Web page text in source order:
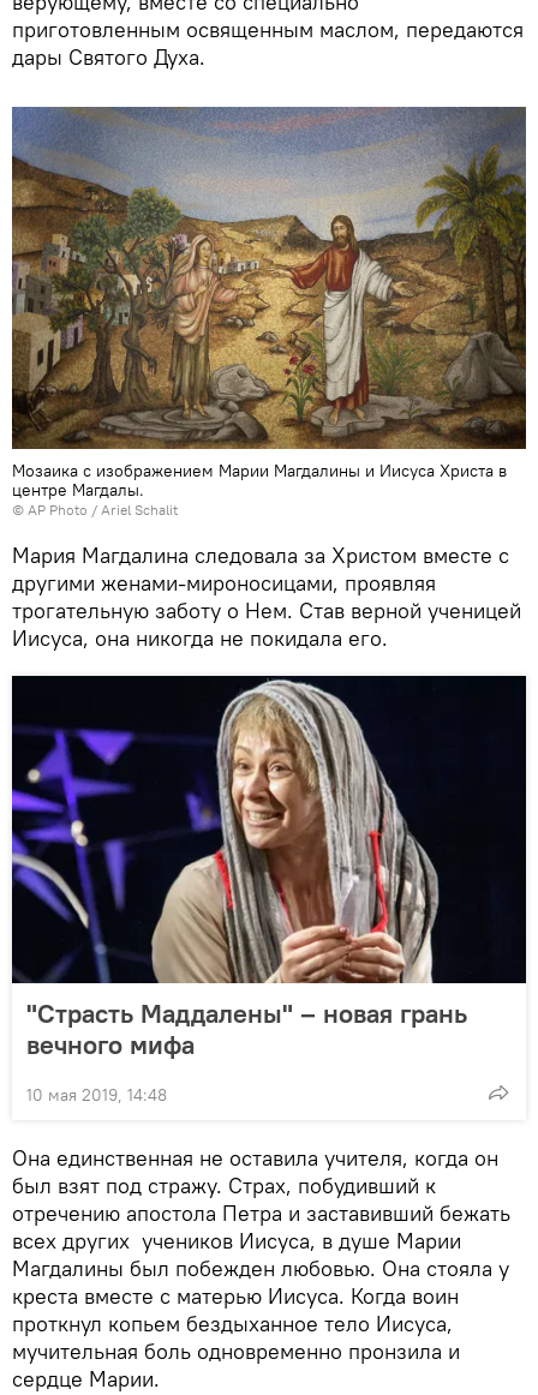
приготовленным освященным маслом, передаются
дары Святого Духа.
Мозаика с изображением Марии Магдалины и Иисуса Христа в
центре Магдалы.
© AP Photo / Ariel Schalit
Мария Магдалина следовала за Христом вместе с
другими женами-мироносицами, проявляя
трогательную заботу о Нем. Став верной ученицей
Иисуса, она никогда не покидала его.
"Страсть Маддалены" – новая грань
вечного мифа
10 мая 2019, 14:48
Она единственная не оставила учителя, когда он
был взят под стражу. Страх, побудивший к
отречению апостола Петра и заставивший бежать
всех других учеников Иисуса, в душе Марии
Магдалины был побежден любовью. Она стояла у
креста вместе с матерью Иисуса. Когда воин
проткнул копьем бездыханное тело Иисуса,
мучительная боль одновременно пронзила и
сердце Марии.